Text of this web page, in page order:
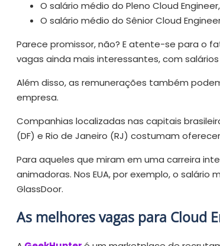
O salário médio do Pleno Cloud
O salário médio do Sênior Cloud
Parece promissor, não? E atente-se para o
vagas ainda mais interessantes, com
Além disso, as remunerações também
empresa.
Companhias localizadas nas capitais
(DF) e Rio de Janeiro (RJ) costumam
Para aqueles que miram em uma carreira
animadoras. Nos EUA, por exemplo, o salário
GlassDoor.
As melhores vagas para Cloud